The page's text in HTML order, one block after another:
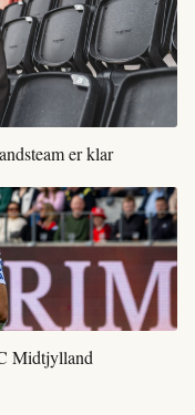
er klar
Midtjylland